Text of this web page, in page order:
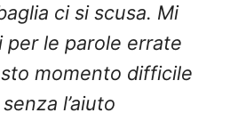
ci si scusa. Mi
per le parole errate
momento difficile
l’aiuto